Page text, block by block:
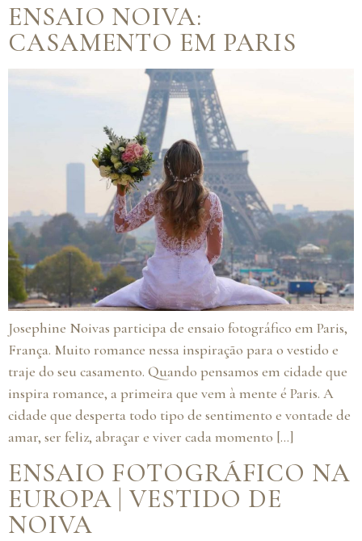
ENSAIO NOIVA:
CASAMENTO EM PARIS
Josephine Noivas participa de ensaio fotográfico em Paris,
França. Muito romance nessa inspiração para o vestido e
traje do seu casamento. Quando pensamos em cidade que
inspira romance, a primeira que vem à mente é Paris. A
cidade que desperta todo tipo de sentimento e vontade de
amar, ser feliz, abraçar e viver cada momento […]
ENSAIO FOTOGRÁFICO NA
EUROPA | VESTIDO DE
NOIVA